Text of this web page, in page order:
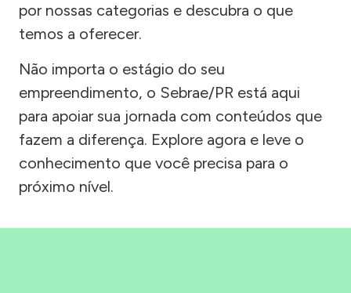
por nossas categorias e descubra o que
temos a oferecer.
Não importa o estágio do seu
empreendimento, o Sebrae/PR está aqui
para apoiar sua jornada com conteúdos que
fazem a diferença. Explore agora e leve o
conhecimento que você precisa para o
próximo nível.